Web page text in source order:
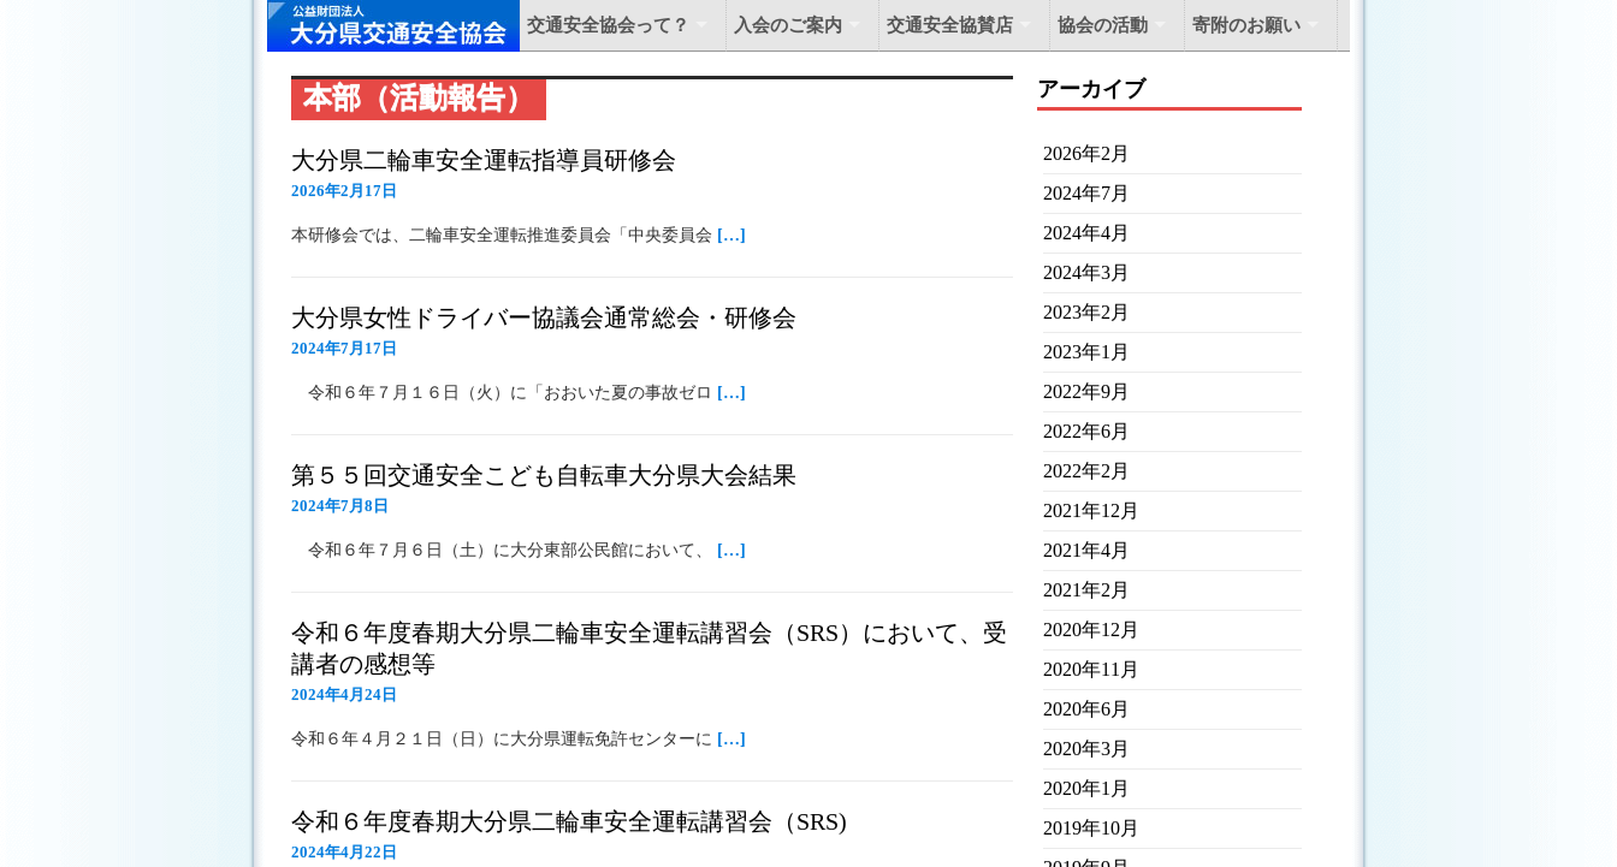
交通安全協会って？ 入会のご案内 交通安全協賛店 協会の活動 寄附のお願い
本部（活動報告）
大分県二輪車安全運転指導員研修会
2026年2月17日
本研修会では、二輪車安全運転推進委員会「中央委員会 […]
大分県女性ドライバー協議会通常総会・研修会
2024年7月17日
令和６年７月１６日（火）に「おおいた夏の事故ゼロ […]
第５５回交通安全こども自転車大分県大会結果
2024年7月8日
令和６年７月６日（土）に大分東部公民館において、 […]
令和６年度春期大分県二輪車安全運転講習会（SRS）において、受
講者の感想等
2024年4月24日
令和６年４月２１日（日）に大分県運転免許センターに […]
令和６年度春期大分県二輪車安全運転講習会（SRS)
2024年4月22日
アーカイブ
2026年2月
2024年7月
2024年4月
2024年3月
2023年2月
2023年1月
2022年9月
2022年6月
2022年2月
2021年12月
2021年4月
2021年2月
2020年12月
2020年11月
2020年6月
2020年3月
2020年1月
2019年10月